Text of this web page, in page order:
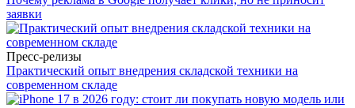
заявки
Пресс-релизы
Практический опыт внедрения складской техники на
современном складе